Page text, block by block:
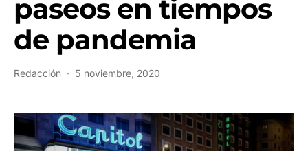
paseos en tiempos
de pandemia
Redacción 5 noviembre, 2020